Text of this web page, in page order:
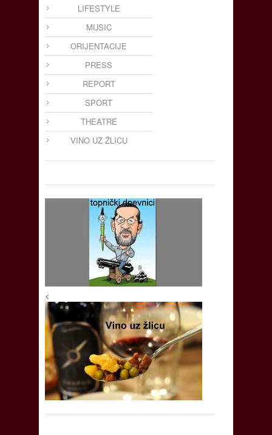
LIFESTYLE
MUSIC
ORIJENTACIJE
PRESS
REPORT
SPORT
THEATRE
VINO UZ ŽLICU
<